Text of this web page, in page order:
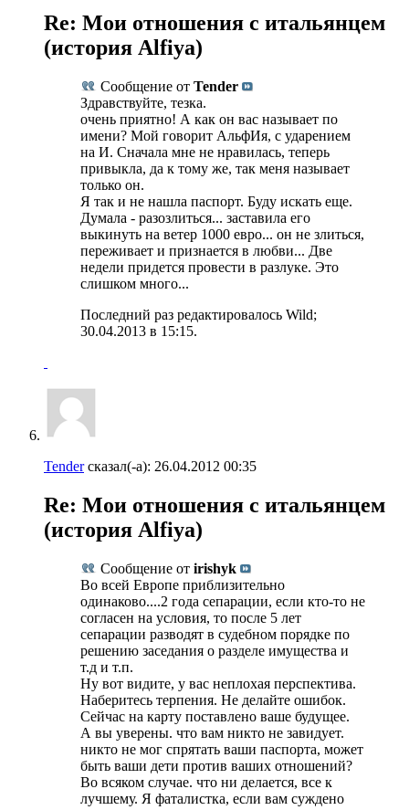
Re: Мои отношения с итальянцем
(история Alfiya)
Сообщение от Tender
Здравствуйте, тезка.
очень приятно! А как он вас называет по
имени? Мой говорит АльфИя, с ударением
на И. Сначала мне не нравилась, теперь
привыкла, да к тому же, так меня называет
только он.
Я так и не нашла паспорт. Буду искать еще.
Думала - разозлиться... заставила его
выкинуть на ветер 1000 евро... он не злиться,
переживает и признается в любви... Две
недели придется провести в разлуке. Это
слишком много...
Последний раз редактировалось Wild;
30.04.2013 в 15:15.
Tenderсказал(-а): 26.04.2012 00:35
Re: Мои отношения с итальянцем
(история Alfiya)
Сообщение от irishyk
Во всей Европе приблизительно
одинаково....2 года сепарации, если кто-то не
согласен на условия, то после 5 лет
сепарации разводят в судебном порядке по
решению заседания о разделе имущества и
т.д и т.п.
Ну вот видите, у вас неплохая перспектива.
Наберитесь терпения. Не делайте ошибок.
Сейчас на карту поставлено ваше будущее.
А вы уверены. что вам никто не завидует.
никто не мог спрятать ваши паспорта, может
быть ваши дети против ваших отношений?
Во всяком случае. что ни делается, все к
лучшему. Я фаталистка, если вам суждено